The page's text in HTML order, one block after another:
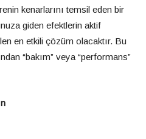
kenarlarını temsil eden bir
giden efektlerin aktif
en etkili çözüm olacaktır. Bu
“bakım” veya “performans”